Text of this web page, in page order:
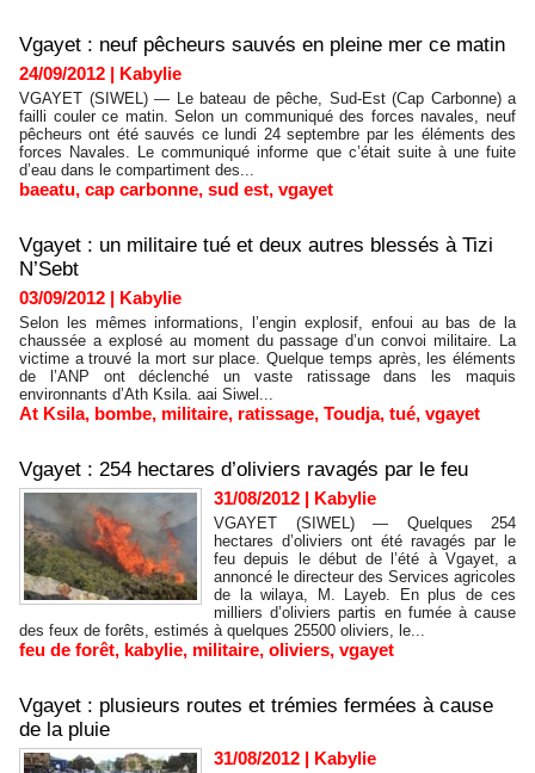
Vgayet : neuf pêcheurs sauvés en pleine mer ce matin
24/09/2012 | Kabylie
VGAYET (SIWEL) — Le bateau de pêche, Sud-Est (Cap Carbonne) a
failli couler ce matin. Selon un communiqué des forces navales, neuf
pêcheurs ont été sauvés ce lundi 24 septembre par les éléments des
forces Navales. Le communiqué informe que c’était suite à une fuite
d’eau dans le compartiment des...
baeatu, cap carbonne, sud est, vgayet
Vgayet : un militaire tué et deux autres blessés à Tizi
N’Sebt
03/09/2012 | Kabylie
Selon les mêmes informations, l’engin explosif, enfoui au bas de la
chaussée a explosé au moment du passage d’un convoi militaire. La
victime a trouvé la mort sur place. Quelque temps après, les éléments
de l’ANP ont déclenché un vaste ratissage dans les maquis
environnants d’Ath Ksila. aai Siwel...
At Ksila, bombe, militaire, ratissage, Toudja, tué, vgayet
Vgayet : 254 hectares d’oliviers ravagés par le feu
31/08/2012 | Kabylie
VGAYET (SIWEL) — Quelques 254
hectares d’oliviers ont été ravagés par le
feu depuis le début de l’été à Vgayet, a
annoncé le directeur des Services agricoles
de la wilaya, M. Layeb. En plus de ces
milliers d’oliviers partis en fumée à cause
des feux de forêts, estimés à quelques 25500 oliviers, le...
feu de forêt, kabylie, militaire, oliviers, vgayet
Vgayet : plusieurs routes et trémies fermées à cause
de la pluie
31/08/2012 | Kabylie